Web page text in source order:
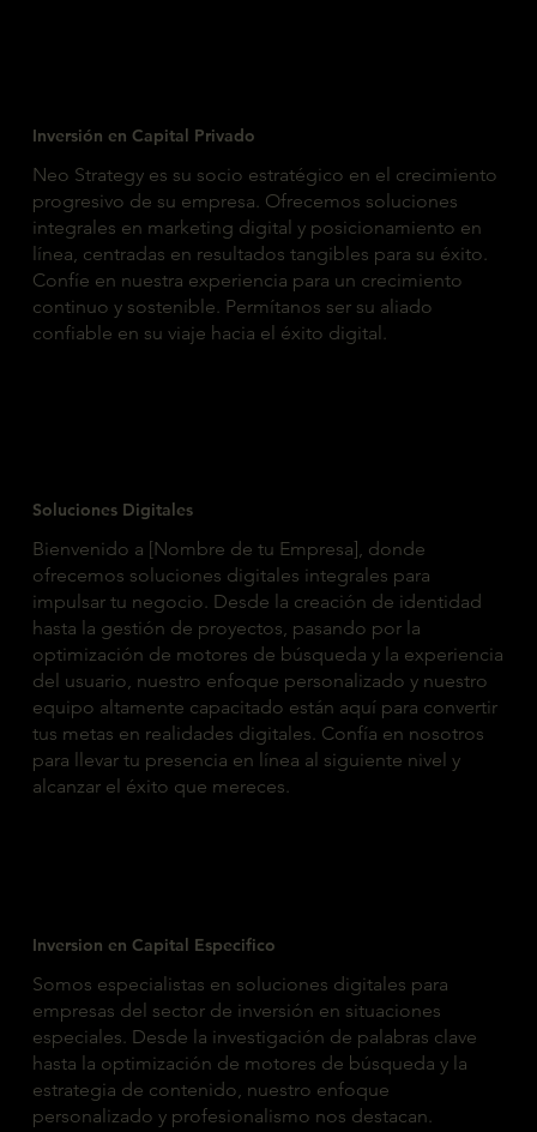
Inversión en Capital Privado
Neo Strategy es su socio estratégico en el crecimiento
progresivo de su empresa. Ofrecemos soluciones
integrales en marketing digital y posicionamiento en
línea, centradas en resultados tangibles para su éxito.
Confíe en nuestra experiencia para un crecimiento
continuo y sostenible. Permítanos ser su aliado
confiable en su viaje hacia el éxito digital.
Soluciones Digitales
Bienvenido a [Nombre de tu Empresa], donde
ofrecemos soluciones digitales integrales para
impulsar tu negocio. Desde la creación de identidad
hasta la gestión de proyectos, pasando por la
optimización de motores de búsqueda y la experiencia
del usuario, nuestro enfoque personalizado y nuestro
equipo altamente capacitado están aquí para convertir
tus metas en realidades digitales. Confía en nosotros
para llevar tu presencia en línea al siguiente nivel y
alcanzar el éxito que mereces.
Inversion en Capital Especifico
Somos especialistas en soluciones digitales para
empresas del sector de inversión en situaciones
especiales. Desde la investigación de palabras clave
hasta la optimización de motores de búsqueda y la
estrategia de contenido, nuestro enfoque
personalizado y profesionalismo nos destacan.